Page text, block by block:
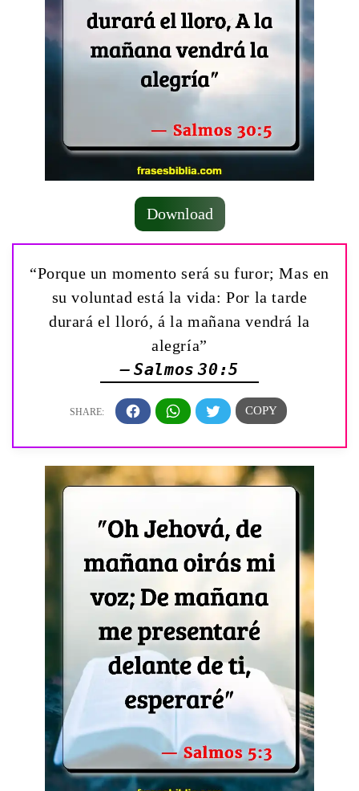
Download
“Porque un momento será su furor; Mas en
su voluntad está la vida: Por la tarde
durará el lloró, á la mañana vendrá la
alegría”
— Salmos 30:5